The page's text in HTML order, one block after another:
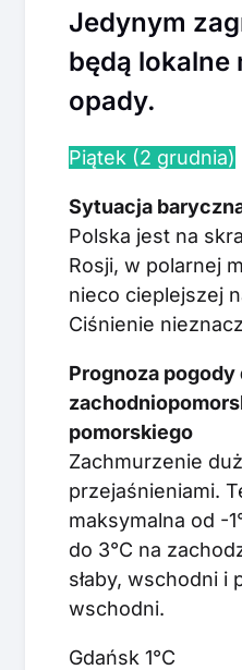
Jedynym
będą lokalne
opady.
Piątek (2 grudnia)
Sytuacja
Polska jest na
Rosji, w polarnej
nieco cieplejszej
Ciśnienie
Prognoza
pomorskiego
Zachmurzenie
przejaśnieniami.
maksymalna od -
do 3°C na
słaby, wschodni i
wschodni.
Gdańsk 1°C